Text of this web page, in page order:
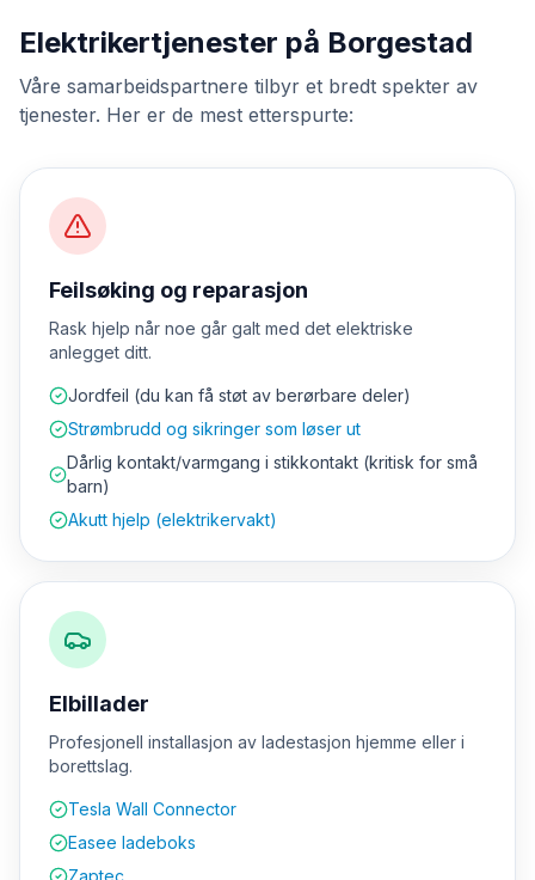
Elektrikertjenester på Borgestad
Våre samarbeidspartnere tilbyr et bredt spekter av
tjenester. Her er de mest etterspurte:
Feilsøking og reparasjon
Rask hjelp når noe går galt med det elektriske
anlegget ditt.
Jordfeil (du kan få støt av berørbare deler)
Strømbrudd og sikringer som løser ut
Dårlig kontakt/varmgang i stikkontakt (kritisk for små
barn)
Akutt hjelp (elektrikervakt)
Elbillader
Profesjonell installasjon av ladestasjon hjemme eller i
borettslag.
Tesla Wall Connector
Easee ladeboks
Zaptec